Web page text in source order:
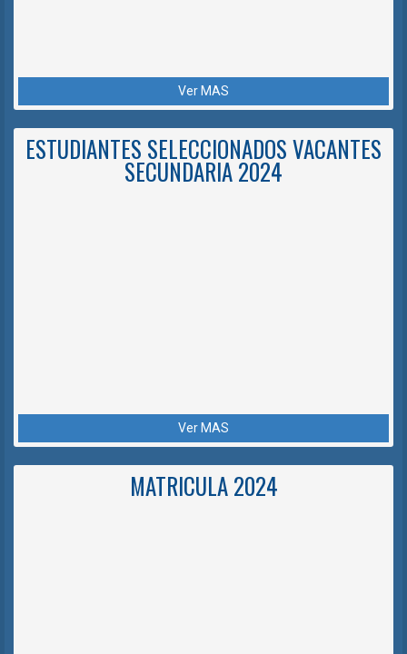
Ver MAS
ESTUDIANTES SELECCIONADOS VACANTES
SECUNDARIA 2024
Ver MAS
MATRICULA 2024